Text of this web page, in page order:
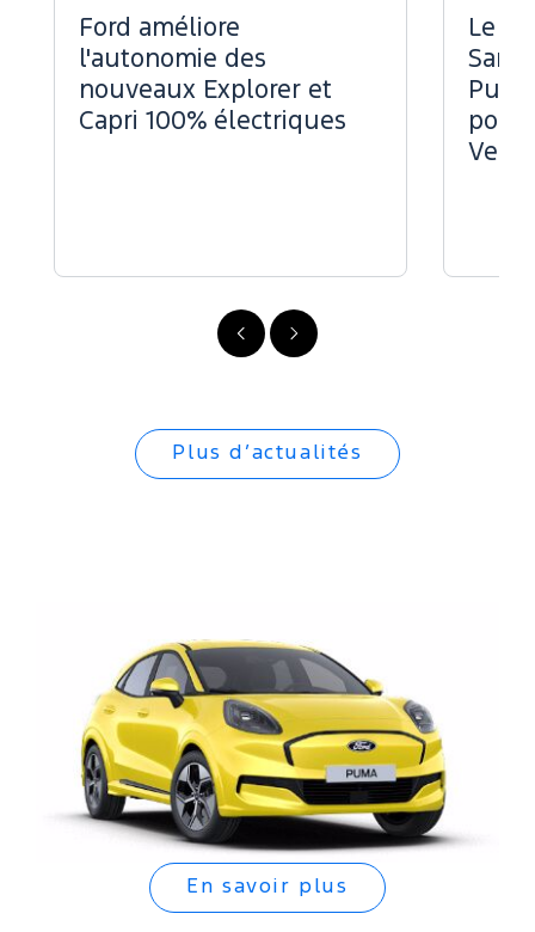
Suivant
Précédent
Ford améliore
l'autonomie des
nouveaux Explorer et
Capri 100% électriques
Le
Sans
pour
Plus d’actualités
En savoir plus